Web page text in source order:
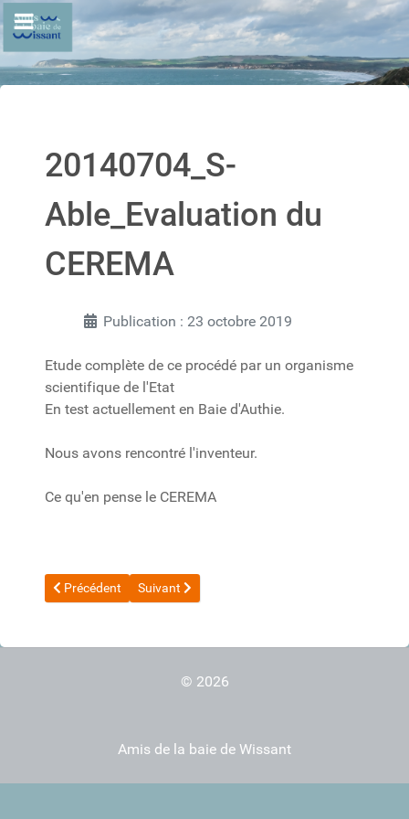
20140704_S-
Able_Evaluation du
CEREMA
Publication : 23 octobre 2019
Etude complète de ce procédé par un organisme
scientifique de l'Etat
En test actuellement en Baie d'Authie.
Nous avons rencontré l'inventeur.
Ce qu'en pense le CEREMA
Article précédent : Le procédé SEMS
Précédent Article suivant : 20171107 Beach scraping ?
Suivant
© 2026
Amis de la baie de Wissant